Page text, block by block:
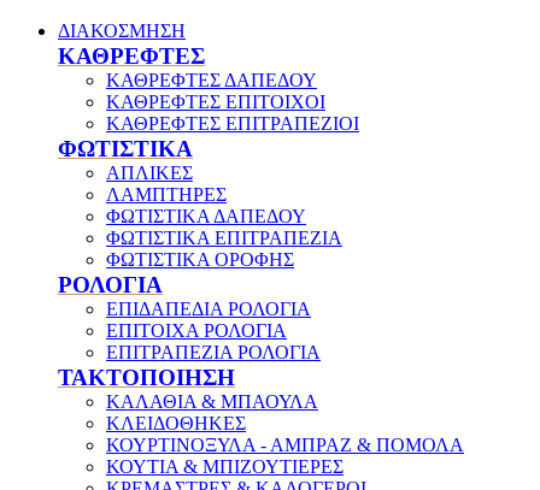
ΔΙΑΚΟΣΜΗΣΗ
ΚΑΘΡΕΦΤΕΣ
ΚΑΘΡΕΦΤΕΣ ΔΑΠΕΔΟΥ
ΚΑΘΡΕΦΤΕΣ ΕΠΙΤΟΙΧΟΙ
ΚΑΘΡΕΦΤΕΣ ΕΠΙΤΡΑΠΕΖΙΟΙ
ΦΩΤΙΣΤΙΚΑ
ΑΠΛΙΚΕΣ
ΛΑΜΠΤΗΡΕΣ
ΦΩΤΙΣΤΙΚΑ ΔΑΠΕΔΟΥ
ΦΩΤΙΣΤΙΚΑ ΕΠΙΤΡΑΠΕΖΙΑ
ΦΩΤΙΣΤΙΚΑ ΟΡΟΦΗΣ
ΡΟΛΟΓΙΑ
ΕΠΙΔΑΠΕΔΙΑ ΡΟΛΟΓΙΑ
ΕΠΙΤΟΙΧΑ ΡΟΛΟΓΙΑ
ΕΠΙΤΡΑΠΕΖΙΑ ΡΟΛΟΓΙΑ
ΤΑΚΤΟΠΟΙΗΣΗ
ΚΑΛΑΘΙΑ & ΜΠΑΟΥΛΑ
ΚΛΕΙΔΟΘΗΚΕΣ
ΚΟΥΡΤΙΝΟΞΥΛΑ - ΑΜΠΡΑΖ & ΠΟΜΟΛΑ
ΚΟΥΤΙΑ & ΜΠΙΖΟΥΤΙΕΡΕΣ